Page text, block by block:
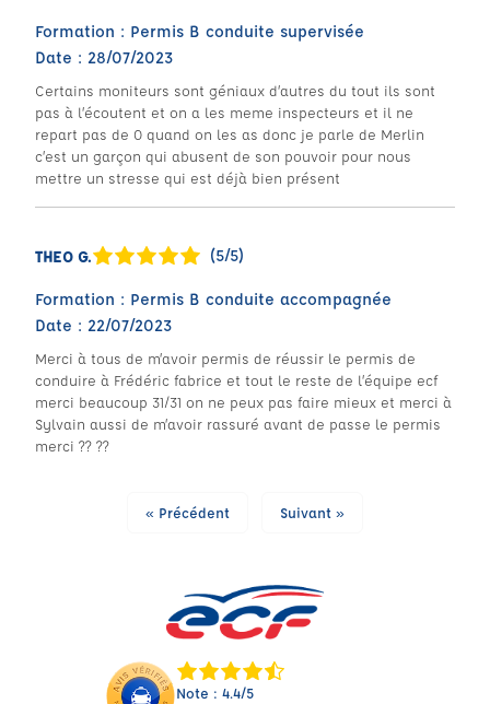
Formation : Permis B conduite supervisée
Date : 28/07/2023
Certains moniteurs sont géniaux d’autres du tout ils sont
pas à l’écoutent et on a les meme inspecteurs et il ne
repart pas de 0 quand on les as donc je parle de Merlin
c’est un garçon qui abusent de son pouvoir pour nous
mettre un stresse qui est déjà bien présent
THEO G. (5/5)
Formation : Permis B conduite accompagnée
Date : 22/07/2023
Merci à tous de m’avoir permis de réussir le permis de
conduire à Frédéric fabrice et tout le reste de l’équipe ecf
merci beaucoup 31/31 on ne peux pas faire mieux et merci à
Sylvain aussi de m’avoir rassuré avant de passe le permis
merci ?? ??
« Précédent Suivant »
Note : 4.4/5